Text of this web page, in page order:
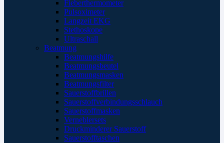
Fieberthermometer
Pulsoximeter
Langzeit EKG
Stethoskope
Ultraschall
Beatmung
Beatmungshilfe
Beatmungsbeutel
Beatmungsmasken
Beatmungsfilter
Sauerstoffbrillen
Sauerstoffverbindungsschlauch
Sauerstoffmasken
Verneblersets
Druckminderer Sauerstoff
Sauerstofftaschen